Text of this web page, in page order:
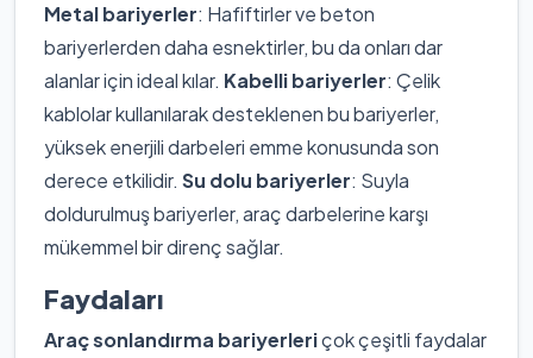
Metal bariyerler: Hafiftirler ve beton
bariyerlerden daha esnektirler, bu da onları dar
alanlar için ideal kılar. Kabelli bariyerler: Çelik
kablolar kullanılarak desteklenen bu bariyerler,
yüksek enerjili darbeleri emme konusunda son
derece etkilidir. Su dolu bariyerler: Suyla
doldurulmuş bariyerler, araç darbelerine karşı
mükemmel bir direnç sağlar.
Faydaları
Araç sonlandırma bariyerleriçok çeşitli faydalar